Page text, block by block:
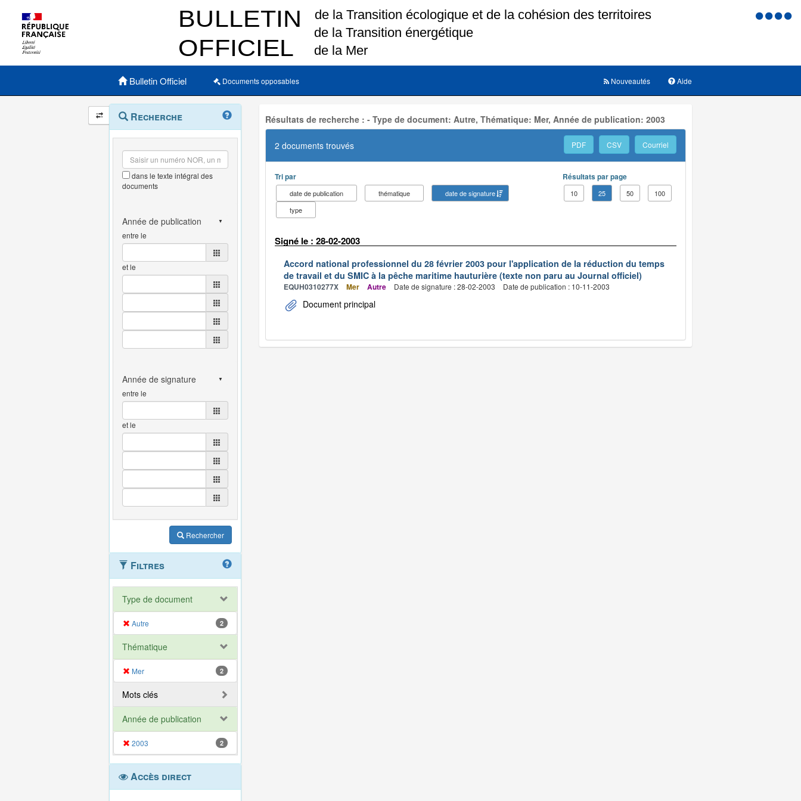
Menu
Menu principal
Bulletin Officiel Documents opposables Aide
Nouveautés
Navigation
et
outils
annexes
Menu
contextuel
Recherche
dans le texte intégral des
documents
entre le
et le
entre le
et le
Rechercher
Filtres
Type de document
Autre 2
Thématique
Mer 2
Mots clés
Année de publication
2003 2
Accès direct
Résultats de recherche : - Type de document: Autre, Thématique: Mer, Année de publication: 2003
2 documents trouvés PDF CSV Courriel
Tri par
date de publication thématique
date de signature
type
Résultats par page
10 25 50 100
Signé le : 28-02-2003
Accord national professionnel du 28 février 2003 pour l'application de la réduction du temps
de travail et du SMIC à la pêche maritime hauturière (texte non paru au Journal officiel)
EQUH0310277X Mer Autre Date de signature : 28-02-2003 Date de publication : 10-11-2003
Document principal